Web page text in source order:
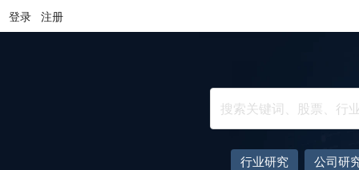
登录 注册
行业研究 公司研